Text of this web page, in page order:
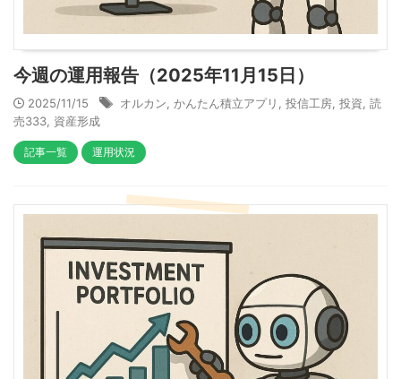
今週の運用報告（2025年11月15日）
2025/11/15 オルカン かんたん積立アプリ 投信工房 投資 読
売333 資産形成
記事一覧 運用状況